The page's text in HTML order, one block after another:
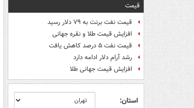
قیمت
قیمت نفت برنت به ۷۹ دلار رسید
افزایش قیمت طلا و نقره جهانی
قیمت نفت ۵ درصد کاهش یافت
رشد آرام دلار ادامه دارد
افزایش قیمت جهانی طلا
استان: